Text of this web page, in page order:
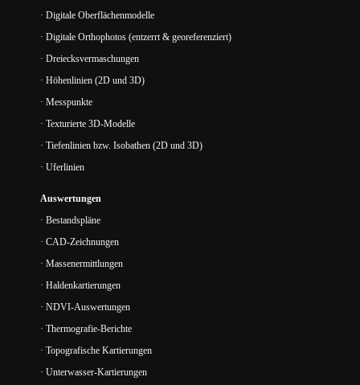
· Digitale Oberflächenmodelle
· Digitale Orthophotos (entzerrt & georeferenziert)
· Dreiecksvermaschungen
· Höhenlinien (2D und 3D)
· Messpunkte
· Texturierte 3D-Modelle
· Tiefenlinien bzw. Isobathen (2D und 3D)
· Uferlinien
Auswertungen
· Bestandspläne
· CAD-Zeichnungen
· Massenermittlungen
· Haldenkartierungen
· NDVI-Auswertungen
· Thermografie-Berichte
· Topografische Kartierungen
· Unterwasser-Kartierungen